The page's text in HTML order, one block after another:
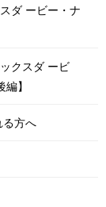
ダ ービー・ナ
クスダ ービ
】
る方へ